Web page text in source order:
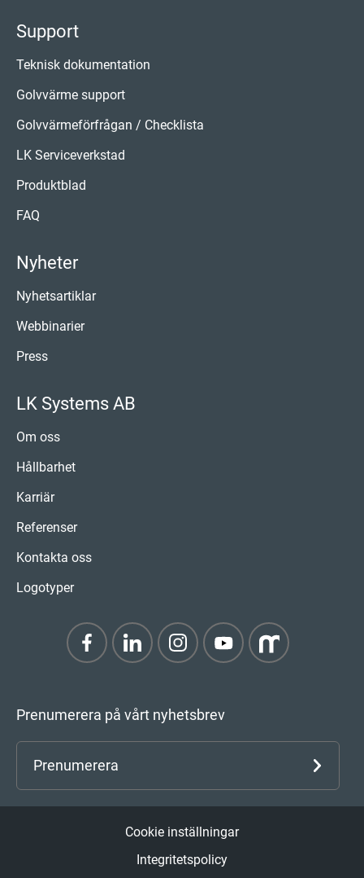
Support
Teknisk dokumentation
Golvvärme support
Golvvärmeförfrågan / Checklista
LK Serviceverkstad
Produktblad
FAQ
Nyheter
Nyhetsartiklar
Webbinarier
Press
LK Systems AB
Om oss
Hållbarhet
Karriär
Referenser
Kontakta oss
Logotyper
Prenumerera på vårt nyhetsbrev
Prenumerera
Cookie inställningar
Integritetspolicy